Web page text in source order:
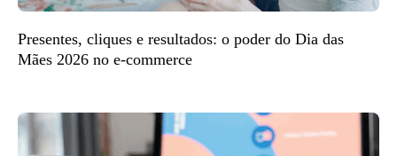
Presentes, cliques e resultados: o poder do Dia das
Mães 2026 no e-commerce